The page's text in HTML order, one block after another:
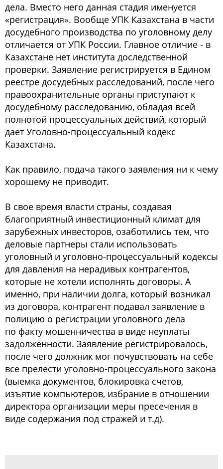
дела. Вместо него данная стадия именуется
«регистрация». Вообще УПК Казахстана в части
досудебного производства по уголовному делу
отличается от УПК России. Главное отличие - в
Казахстане нет института доследственной
проверки. Заявление регистрируется в Едином
реестре досудебных расследований, после чего
правоохранительные органы приступают к
досудебному расследованию, обладая всей
полнотой процессуальных действий, который
дает Уголовно-процессуальный кодекс
Казахстана.
Как правило, подача такого заявления ни к чему
хорошему не приводит.
В свое время власти страны, создавая
благоприятный инвестиционный климат для
зарубежных инвесторов, озаботились тем, что
деловые партнеры стали использовать
уголовный и уголовно-процессуальный кодексы
для давления на нерадивых контрагентов,
которые не хотели исполнять договоры. А
именно, при наличии долга, который возникал
из договора, контрагент подавал заявление в
полицию о регистрации уголовного дела
по факту мошенничества в виде неуплаты
задолженности. Заявление регистрировалось,
после чего должник мог почувствовать на себе
все прелести уголовно-процессуального закона
(выемка документов, блокировка счетов,
изъятие компьютеров, избрание в отношении
директора организации меры пресечения в
виде содержания под стражей и т.д).